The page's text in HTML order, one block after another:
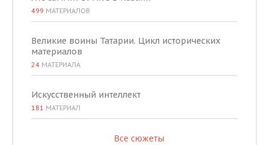
499 МАТЕРИАЛОВ
Великие воины Татарии. Цикл исторических
материалов
24 МАТЕРИАЛА
Искусственный интеллект
181 МАТЕРИАЛ
Все сюжеты